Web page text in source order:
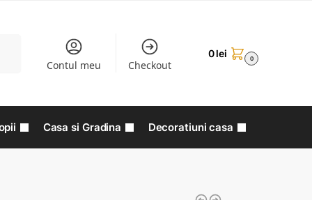
Contul meu Checkout
0lei 0
Casa si Gradina Decoratiuni casa